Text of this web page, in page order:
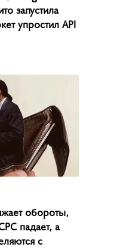
запустила
упростил API
обороты,
падает, а
с